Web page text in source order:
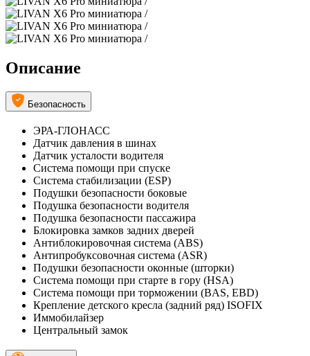
Описание
Безопасность
ЭРА-ГЛОНАСС
Датчик давления в шинах
Датчик усталости водителя
Система помощи при спуске
Система стабилизации (ESP)
Подушки безопасности боковые
Подушка безопасности водителя
Подушка безопасности пассажира
Блокировка замков задних дверей
Антиблокировочная система (ABS)
Антипробуксовочная система (ASR)
Подушки безопасности оконные (шторки)
Система помощи при старте в гору (HSA)
Система помощи при торможении (BAS, EBD)
Крепление детского кресла (задний ряд) ISOFIX
Иммобилайзер
Центральный замок